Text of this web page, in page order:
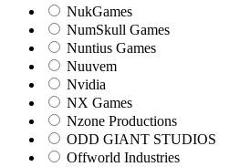
NukGames
NumSkull Games
Nuntius Games
Nuuvem
Nvidia
NX Games
Nzone Productions
ODD GIANT STUDIOS
Offworld Industries